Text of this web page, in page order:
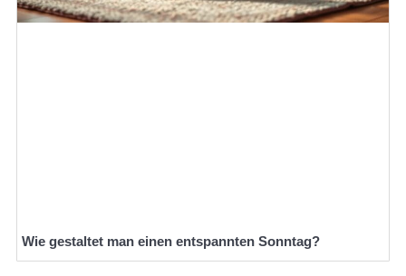
Wie gestaltet man einen entspannten Sonntag?